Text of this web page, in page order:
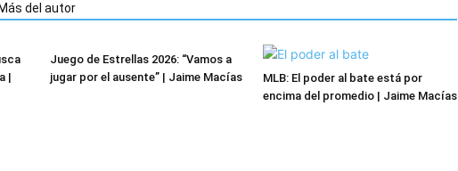
Más del autor
|
Juego de Estrellas 2026: “Vamos a
jugar por el ausente” | Jaime Macías
MLB: El poder al bate está por
encima del promedio | Jaime Macías